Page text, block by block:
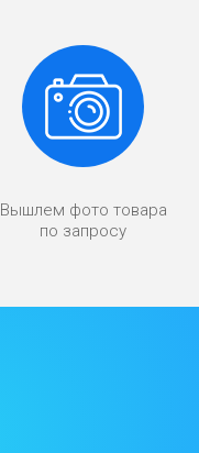
Вышлем фото товара
по запросу